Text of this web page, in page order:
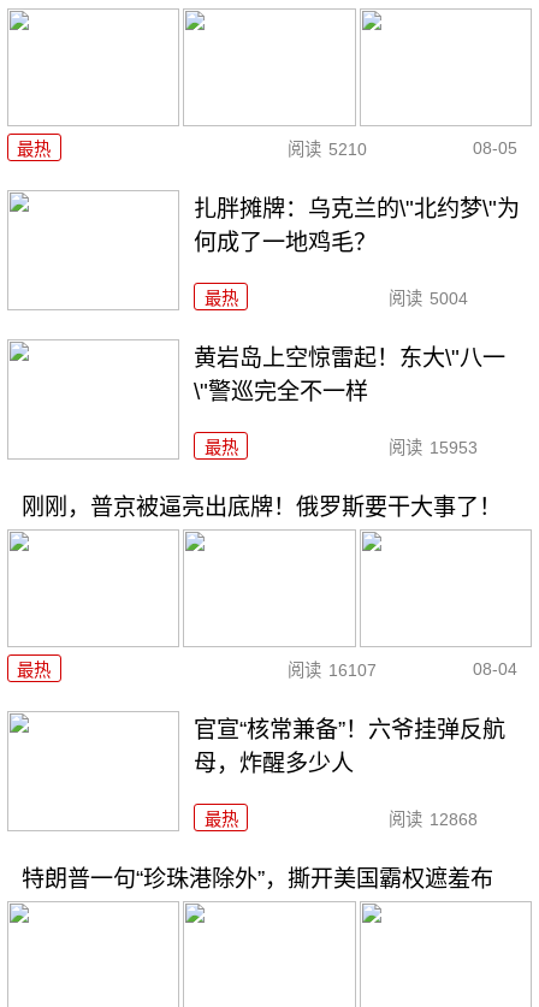
最热 阅读 5210 08-05
扎胖摊牌：乌克兰的\"北约梦\"为
何成了一地鸡毛？
最热 阅读 5004
黄岩岛上空惊雷起！东大\"八一
\"警巡完全不一样
最热 阅读 15953
刚刚，普京被逼亮出底牌！俄罗斯要干大事了！
最热 阅读 16107 08-04
官宣“核常兼备”！六爷挂弹反航
母，炸醒多少人
最热 阅读 12868
特朗普一句“珍珠港除外”，撕开美国霸权遮羞布